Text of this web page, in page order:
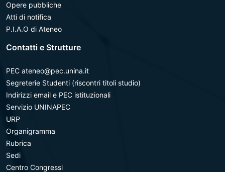
Opere pubbliche
Atti di notifica
P.I.A.O di Ateneo
Contatti e Strutture
PEC ateneo@pec.unina.it
Segreterie Studenti (riscontri titoli studio)
Indirizzi email e PEC istituzionali
Servizio UNINAPEC
URP
Organigramma
Rubrica
Sedi
Centro Congressi